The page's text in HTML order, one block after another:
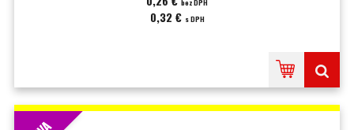
bez DPH
0,32 € s DPH